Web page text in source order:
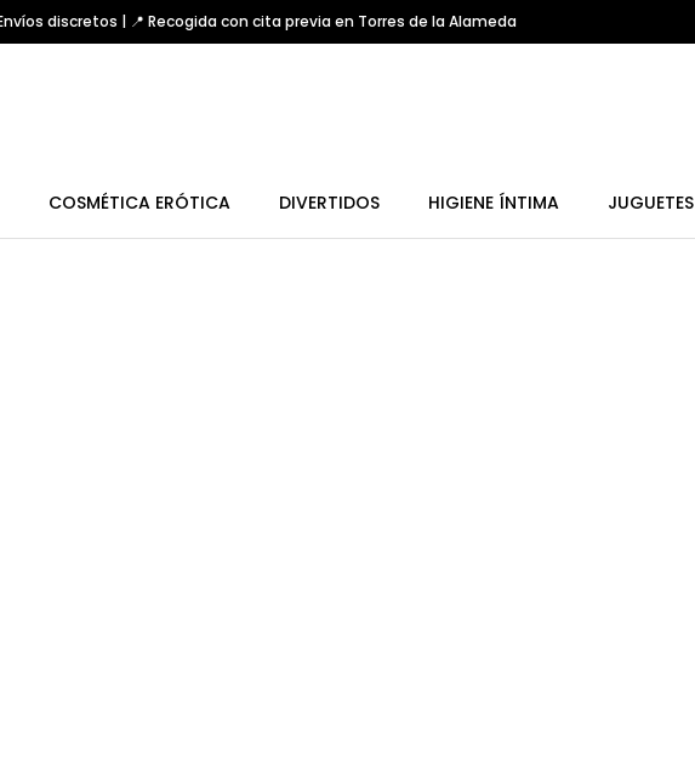
discretos | 📍 Recogida con cita previa en Torres de la Alameda
COSMÉTICA ERÓTICA DIVERTIDOS HIGIENE ÍNTIMA JUGUETES